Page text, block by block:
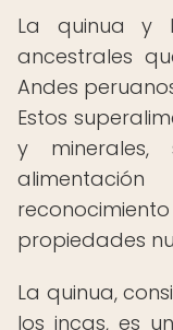
La quinua y
ancestrales
Andes
Estos
y minerales,
propiedades
La quinua,
los incas, es